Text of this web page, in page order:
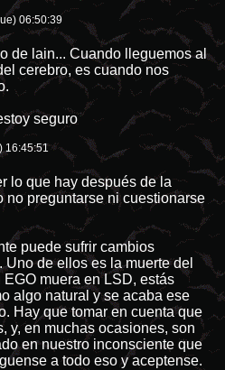
06:50:39
de lain... Cuando lleguemos al
cerebro, es cuando nos
seguro
16:45:51
lo que hay después de la
no preguntarse ni cuestionarse
puede sufrir cambios
de ellos es la muerte del
muera en LSD, estás
algo natural y se acaba ese
Hay que tomar en cuenta que
y, en muchas ocasiones, son
en nuestro inconsciente que
a todo eso y aceptense.